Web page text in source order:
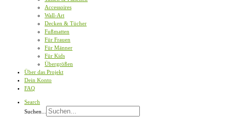
Accessoires
Wall-Art
Decken & Tücher
Fußmatten
Für Frauen
Für Männer
Für Kids
Übergrößen
Über das Projekt
Dein Konto
FAQ
Search
Suchen...